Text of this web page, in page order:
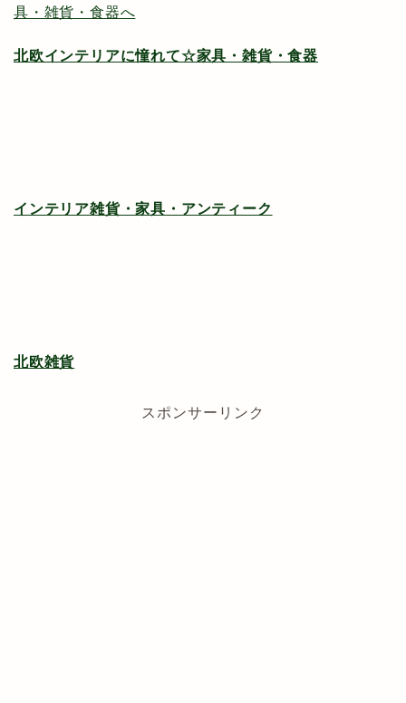
北欧インテリアに憧れて☆家具・雑貨・食器
インテリア雑貨・家具・アンティーク
北欧雑貨
スポンサーリンク